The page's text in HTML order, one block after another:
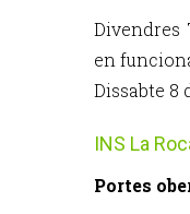
Divendres
en
Dissabte 8
INS La
Portes